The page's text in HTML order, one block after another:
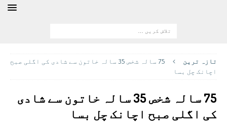
تازہ ترين
75 سالہ شخص 35 سالہ خاتون سے شادی کی اگلی صبح
اچانک چل بسا
75 سالہ شخص 35 سالہ خاتون سے شادی
کی اگلی صبح اچانک چل بسا